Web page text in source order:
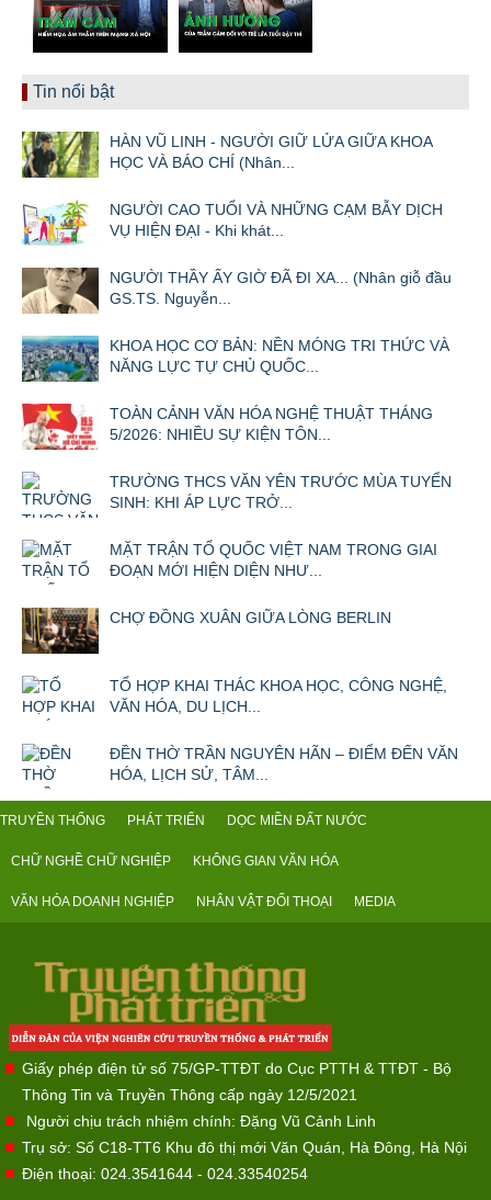
Tin nổi bật
HÀN VŨ LINH - NGƯỜI GIỮ LỬA GIỮA KHOA
HỌC VÀ BÁO CHÍ (Nhân...
NGƯỜI CAO TUỔI VÀ NHỮNG CẠM BẪY DỊCH
VỤ HIỆN ĐẠI - Khi khát...
NGƯỜI THẦY ẤY GIỜ ĐÃ ĐI XA... (Nhân giỗ đầu
GS.TS. Nguyễn...
KHOA HỌC CƠ BẢN: NỀN MÓNG TRI THỨC VÀ
NĂNG LỰC TỰ CHỦ QUỐC...
TOÀN CẢNH VĂN HÓA NGHỆ THUẬT THÁNG
5/2026: NHIỀU SỰ KIỆN TÔN...
TRƯỜNG THCS VĂN YÊN TRƯỚC MÙA TUYỂN
SINH: KHI ÁP LỰC TRỞ...
MẶT TRẬN TỔ QUỐC VIỆT NAM TRONG GIAI
ĐOẠN MỚI HIỆN DIỆN NHƯ...
CHỢ ĐỒNG XUÂN GIỮA LÒNG BERLIN
TỔ HỢP KHAI THÁC KHOA HỌC, CÔNG NGHỆ,
VĂN HÓA, DU LỊCH...
ĐỀN THỜ TRẦN NGUYÊN HÃN – ĐIỂM ĐẾN VĂN
HÓA, LỊCH SỬ, TÂM...
TRUYỀN THỐNG PHÁT TRIỂN DỌC MIỀN ĐẤT NƯỚC
CHỮ NGHỀ CHỮ NGHIỆP KHÔNG GIAN VĂN HÓA
VĂN HÓA DOANH NGHIỆP NHÂN VẬT ĐỐI THOẠI MEDIA
Giấy phép điện tử số 75/GP-TTĐT do Cục PTTH & TTĐT - Bộ
Thông Tin và Truyền Thông cấp ngày 12/5/2021
Người chịu trách nhiệm chính: Đặng Vũ Cảnh Linh
Trụ sở: Số C18-TT6 Khu đô thị mới Văn Quán, Hà Đông, Hà Nội
Điện thoại: 024.3541644 - 024.33540254